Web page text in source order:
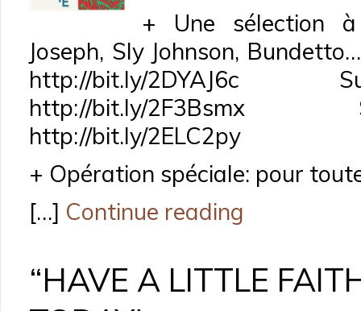
+ Une sélection
Joseph, Sly Johnson,
http://bit.ly/2DYAJ6c
http://bit.ly/
http://bit.ly/2ELC2py
+ Opération spéciale: pour
[…] Continue reading
“HAVE A LITTLE